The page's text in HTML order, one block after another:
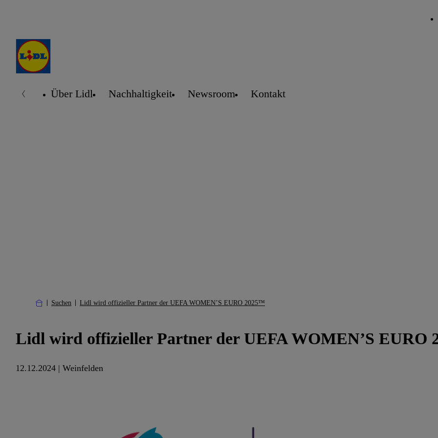
Über Lidl Nachhaltigkeit Newsroom Kontakt
Suchen Lidl wird offizieller Partner der UEFA WOMEN’S EURO 2025™
Lidl wird offizieller Partner der UEFA WOMEN’S EURO
12.12.2024 | Weinfelden